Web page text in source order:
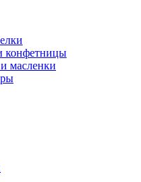
конфетницы
масленки